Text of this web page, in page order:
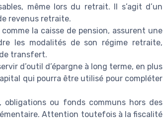
même lors du retrait. Il s’agit d’un
revenus retraite.
la caisse de pension, assurent une
les modalités de son régime retraite,
transfert.
d’outil d’épargne à long terme, en plus
qui pourra être utilisé pour compléter
obligations ou fonds communs hors des
Attention toutefois à la fiscalité